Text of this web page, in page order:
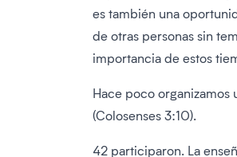
es también una
de otras personas sin
importancia de estos
Hace poco organizamos
(Colosenses 3:10).
42 participaron. La